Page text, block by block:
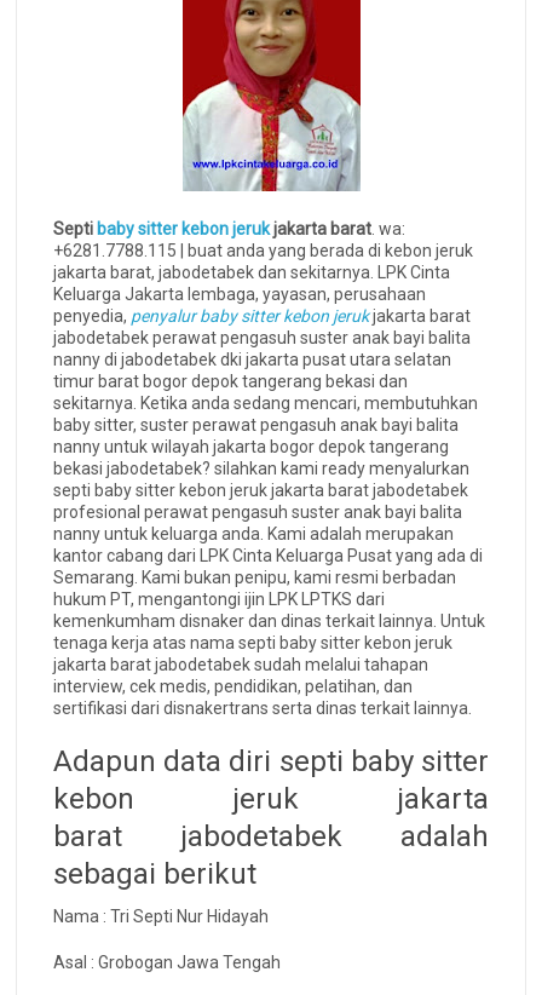
Septi baby sitter kebon jerukjakarta barat. wa:
+6281.7788.115 | buat anda yang berada di kebon jeruk
jakarta barat, jabodetabek dan sekitarnya. LPK Cinta
Keluarga Jakarta lembaga, yayasan, perusahaan
penyedia, penyalur baby sitter kebon jerukjakarta barat
jabodetabek perawat pengasuh suster anak bayi balita
nanny di jabodetabek dki jakarta pusat utara selatan
timur barat bogor depok tangerang bekasi dan
sekitarnya. Ketika anda sedang mencari, membutuhkan
baby sitter, suster perawat pengasuh anak bayi balita
nanny untuk wilayah jakarta bogor depok tangerang
bekasi jabodetabek? silahkan kami ready menyalurkan
septi baby sitter kebon jeruk jakarta barat jabodetabek
profesional perawat pengasuh suster anak bayi balita
nanny untuk keluarga anda. Kami adalah merupakan
kantor cabang dari LPK Cinta Keluarga Pusat yang ada di
Semarang. Kami bukan penipu, kami resmi berbadan
hukum PT, mengantongi ijin LPK LPTKS dari
kemenkumham disnaker dan dinas terkait lainnya. Untuk
tenaga kerja atas nama septi baby sitter kebon jeruk
jakarta barat jabodetabek sudah melalui tahapan
interview, cek medis, pendidikan, pelatihan, dan
sertifikasi dari disnakertrans serta dinas terkait lainnya.
Adapun data diri septi baby sitter
kebon jeruk jakarta
barat jabodetabek adalah
sebagai berikut
Nama : Tri Septi Nur Hidayah
Asal : Grobogan Jawa Tengah